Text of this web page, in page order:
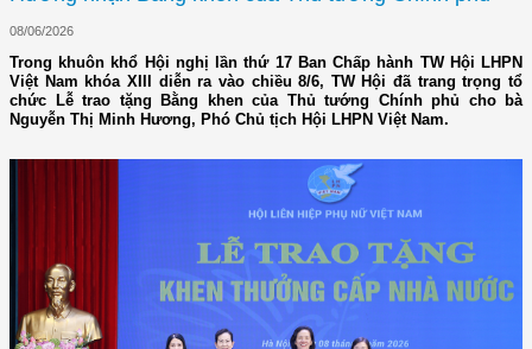
08/06/2026
Trong khuôn khổ Hội nghị lần thứ 17 Ban Chấp hành TW Hội LHPN
Việt Nam khóa XIII diễn ra vào chiều 8/6, TW Hội đã trang trọng tổ
chức Lễ trao tặng Bằng khen của Thủ tướng Chính phủ cho bà
Nguyễn Thị Minh Hương, Phó Chủ tịch Hội LHPN Việt Nam.